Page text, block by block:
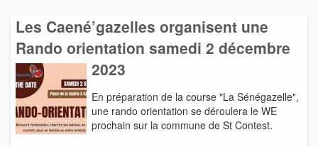
Les Caené’gazelles organisent une
Rando orientation samedi 2 décembre
2023
En préparation de la course "La Sénégazelle",
une rando orientation se déroulera le WE
prochain sur la commune de St Contest.